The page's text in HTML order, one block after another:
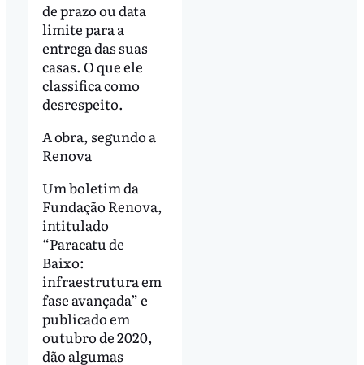
de prazo ou data
limite para a
entrega das suas
casas. O que ele
classifica como
desrespeito.
A obra, segundo a
Renova
Um boletim da
Fundação Renova,
intitulado
“Paracatu de
Baixo:
infraestrutura em
fase avançada” e
publicado em
outubro de 2020,
dão algumas